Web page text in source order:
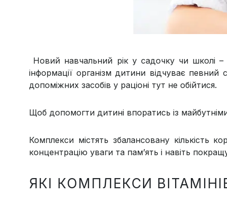
Новий навчальний рік у садочку чи школі
інформації організм дитини відчуває
допоміжних засобів у раціоні тут не обійтися.
Щоб допомогти дитині впоратись із
Комплекси містять збалансовану
концентрацію уваги та пам’ять і навіть
ЯКІ КОМПЛЕКСИ